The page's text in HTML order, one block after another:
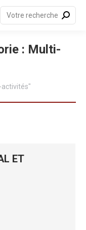
Recherche
:
: Multi-
ET